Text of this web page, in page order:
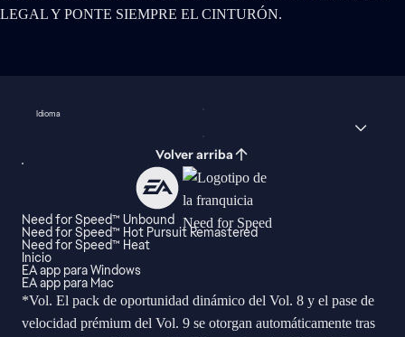
LEGAL Y PONTE SIEMPRE EL CINTURÓN.
Idioma
Volver arriba
Need for Speed™ Unbound
Need for Speed™ Hot Pursuit Remastered
Need for Speed™ Heat
Inicio
EA app para Windows
EA app para Mac
*Vol. El pack de oportunidad dinámico del Vol. 8 y el pase de
velocidad prémium del Vol. 9 se otorgan automáticamente tras